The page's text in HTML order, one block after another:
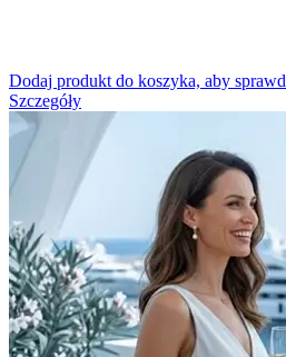
Dodaj produkt do koszyka, aby
Szczegóły